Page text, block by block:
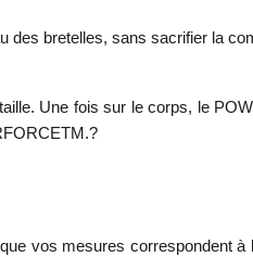
des bretelles, sans sacrifier la
Une fois sur le corps, le
vos mesures correspondent à